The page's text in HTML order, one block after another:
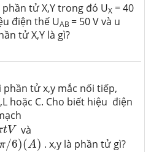
tử X,Y trong đó UX = 40
điện thế UAB = 50 V và u
tử X,Y là gì?
tử x,y mắc nối tiếp,
hoặc C. Cho biết hiệu điện
tV
V và
/6)(A)
A) . x,y là phần tử gì?